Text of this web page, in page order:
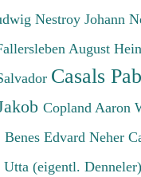
Nestroy Johann
August
Casals
Copland Aaron
Benes Edvard Neher
Utta (eigentl. Denneler)